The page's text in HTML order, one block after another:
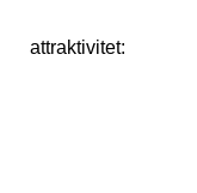
attraktivitet: